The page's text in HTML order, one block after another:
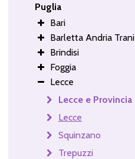
Puglia
Bari
Barletta Andria Trani
Brindisi
Foggia
Lecce
Lecce e Provincia
Lecce
Squinzano
Trepuzzi